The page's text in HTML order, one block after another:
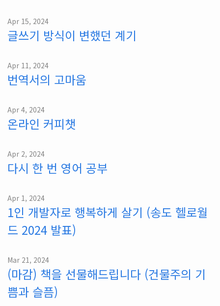
Apr 15, 2024
글쓰기 방식이 변했던 계기
Apr 11, 2024
번역서의 고마움
Apr 4, 2024
온라인 커피챗
Apr 2, 2024
다시 한 번 영어 공부
Apr 1, 2024
1인 개발자로 행복하게 살기 (송도 헬로월
드 2024 발표)
Mar 21, 2024
(마감) 책을 선물해드립니다 (건물주의 기
쁨과 슬픔)